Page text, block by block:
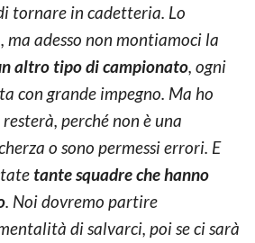
tornare in cadetteria. Lo
adesso non montiamoci la
altro tipo di campionato, ogni
con grande impegno. Ma ho
perché non è una
o sono permessi errori. E
tante squadre che hanno
. Noi dovremo partire
di salvarci, poi se ci sarà